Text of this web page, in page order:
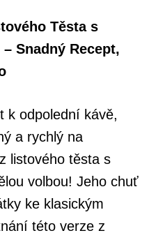
Těsta s
Snadný Recept,
k odpolední kávě,
a rychlý na
listového těsta s
volbou! Jeho chuť
ke klasickým
této verze z